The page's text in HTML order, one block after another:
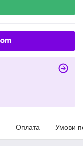
Оплата Умови